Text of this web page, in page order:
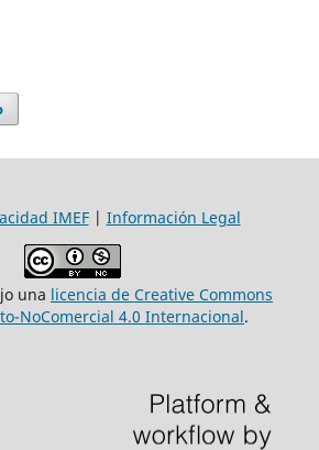
IMEF| Información Legal
una licencia de Creative Commons
NoComercial 4.0 Internacional.